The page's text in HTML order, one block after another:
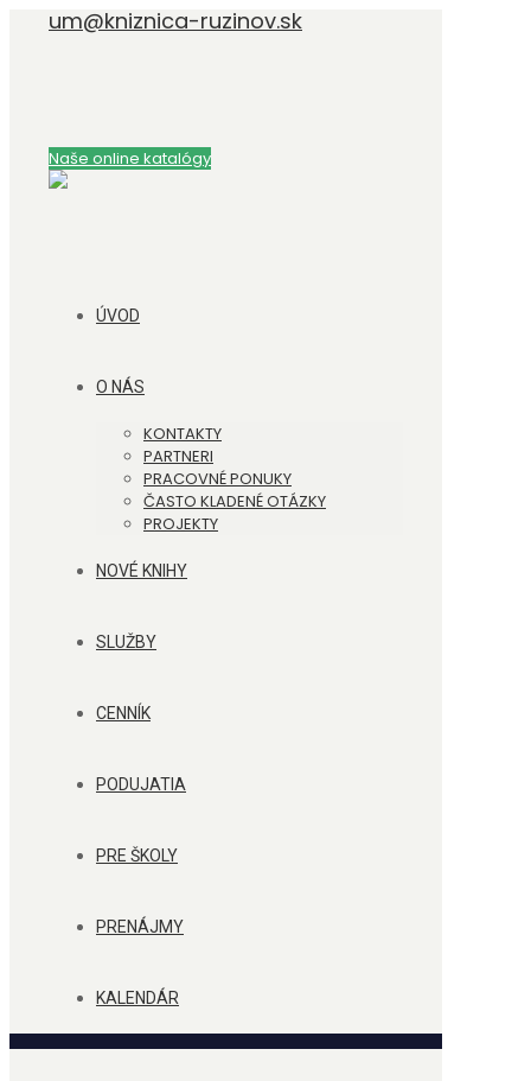
um@kniznica-ruzinov.sk
Naše online katalógy
ÚVOD
O NÁS
KONTAKTY
PARTNERI
PRACOVNÉ PONUKY
ČASTO KLADENÉ OTÁZKY
PROJEKTY
NOVÉ KNIHY
SLUŽBY
CENNÍK
PODUJATIA
PRE ŠKOLY
PRENÁJMY
KALENDÁR